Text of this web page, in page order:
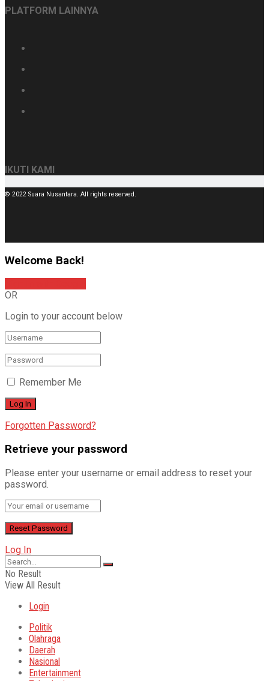
PLATFORM LAINNYA
IKUTI KAMI
© 2022 Suara Nusantara. All rights reserved.
Welcome Back!
OR
Login to your account below
Remember Me
Forgotten Password?
Retrieve your password
Please enter your username or email address to reset your
password.
Log In
No Result
View All Result
Login
Politik
Olahraga
Daerah
Nasional
Entertainment